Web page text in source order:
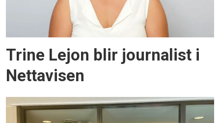
Trine Lejon blir journalist i
Nettavisen